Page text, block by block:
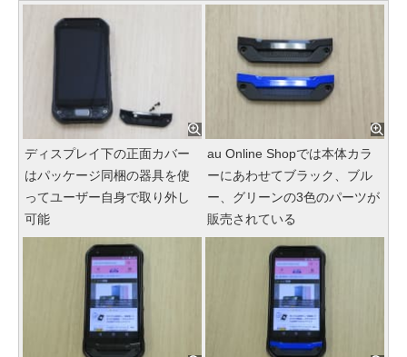
ディスプレイ下の正面カバー
はパッケージ同梱の器具を使
ってユーザー自身で取り外し
可能
au Online Shopでは本体カラ
ーにあわせてブラック、ブル
ー、グリーンの3色のパーツが
販売されている